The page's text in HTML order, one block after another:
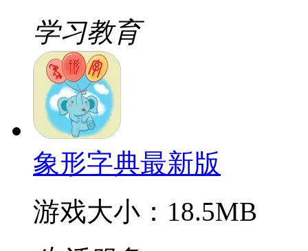
学习教育
象形字典最新版
游戏大小：18.5MB